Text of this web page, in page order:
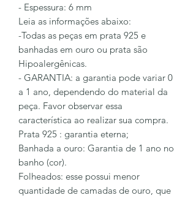
- Espessura: 6 mm
Leia as informações abaixo:
-Todas as peças em prata 925 e
banhadas em ouro ou prata são
Hipoalergênicas.
- GARANTIA: a garantia pode variar 0
a 1 ano, dependendo do material da
peça. Favor observar essa
característica ao realizar sua compra.
Prata 925 : garantia eterna;
Banhada a ouro: Garantia de 1 ano no
banho (cor).
Folheados: esse possui menor
quantidade de camadas de ouro, que